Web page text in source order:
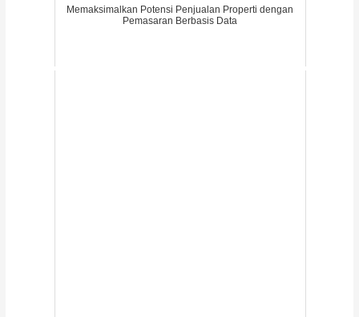
Memaksimalkan Potensi Penjualan Properti dengan
Pemasaran Berbasis Data